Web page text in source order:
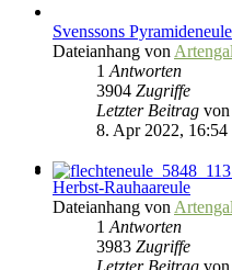
Svenssons Pyramideneule
Dateianhang von
1 Antworten
3904 Zugriffe
Letzter Beitrag von
8. Apr 2022, 16:54
Herbst-Rauhaareule
Dateianhang von
1 Antworten
3983 Zugriffe
Letzter Beitrag von